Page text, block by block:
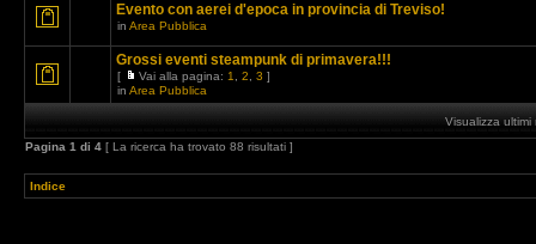
Evento con aerei d'epoca in provincia di Treviso!
in Area Pubblica
Grossi eventi steampunk di primavera!!!
[ Vai alla pagina: 1 2 3 ]
in Area Pubblica
Visualizza ultimi
Pagina 1 di 4 [ La ricerca ha trovato 88 risultati ]
Indice